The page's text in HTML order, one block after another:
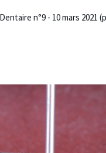
n°9 - 10 mars 2021